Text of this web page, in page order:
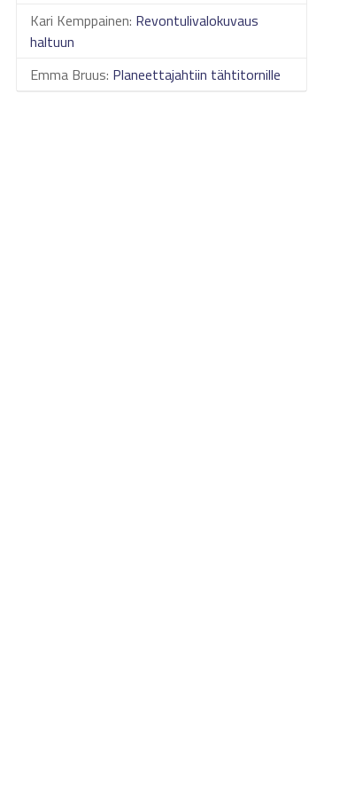
Kari Kemppainen: Revontulivalokuvaus
haltuun
Emma Bruus: Planeettajahtiin tähtitornille